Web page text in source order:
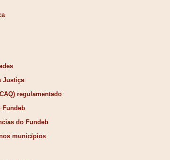
Justiça
regulamentado
Fundeb
do Fundeb
municípios